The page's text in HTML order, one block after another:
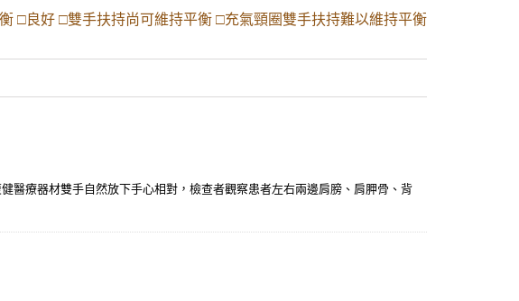
□良好 □雙手扶持尚可維持平衡 □充氣頸圈雙手扶持難以維持平衡
醫療器材雙手自然放下手心相對，檢查者觀察患者左右兩邊肩膀、肩胛骨、背